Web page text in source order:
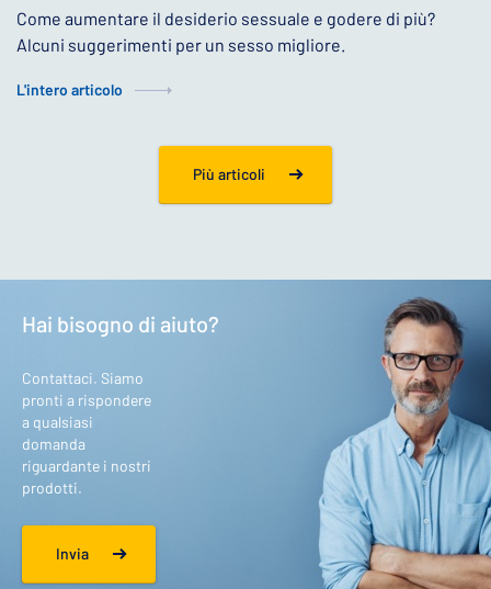
Come aumentare il desiderio sessuale e godere di più?
Alcuni suggerimenti per un sesso migliore.
L'intero articolo
Più articoli
Hai bisogno di aiuto?
Contattaci. Siamo
pronti a rispondere
a qualsiasi
domanda
riguardante i nostri
prodotti.
Invia